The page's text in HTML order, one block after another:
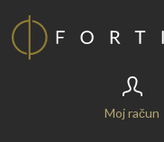
Moj račun